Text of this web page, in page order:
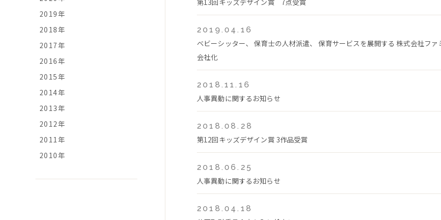
第13回キッズデザイン賞 7点受賞
2019.04.16
ベビーシッター、 保育士の人材派遣、 保育サービスを展開する 株式会社フ
会社化
2018.11.16
人事異動に関するお知らせ
2018.08.28
第12回キッズデザイン賞 3作品受賞
2018.06.25
人事異動に関するお知らせ
2018.04.18
2019年
2018年
2017年
2016年
2015年
2014年
2013年
2012年
2011年
2010年